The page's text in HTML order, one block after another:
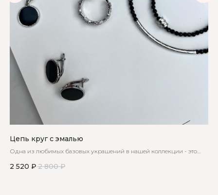
Цепь круг с эмалью
Одна из любимых базовых украшений в нашей коллекции - это
2 520 ₽ 2 800 ₽